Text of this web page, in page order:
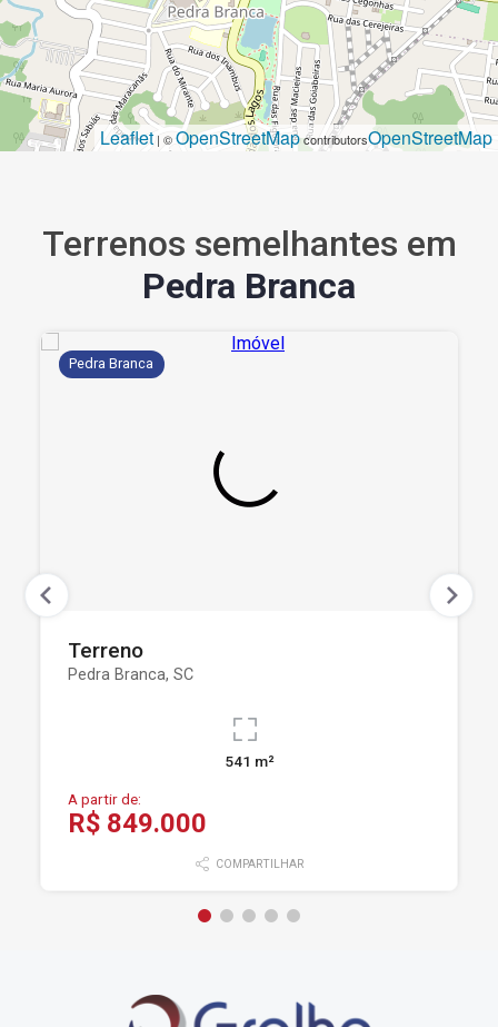
Leaflet | ©OpenStreetMapcontributorsOpenStreetMap
Terrenos semelhantes em
Pedra Branca
Pedra Branca
Terreno
Pedra Branca, SC
541 m²
A partir de:
R$ 849.000
COMPARTILHAR